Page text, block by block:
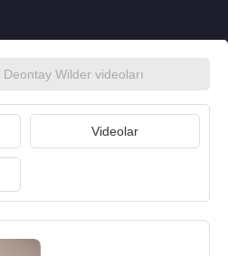
Deontay Wilder videoları
Videolar